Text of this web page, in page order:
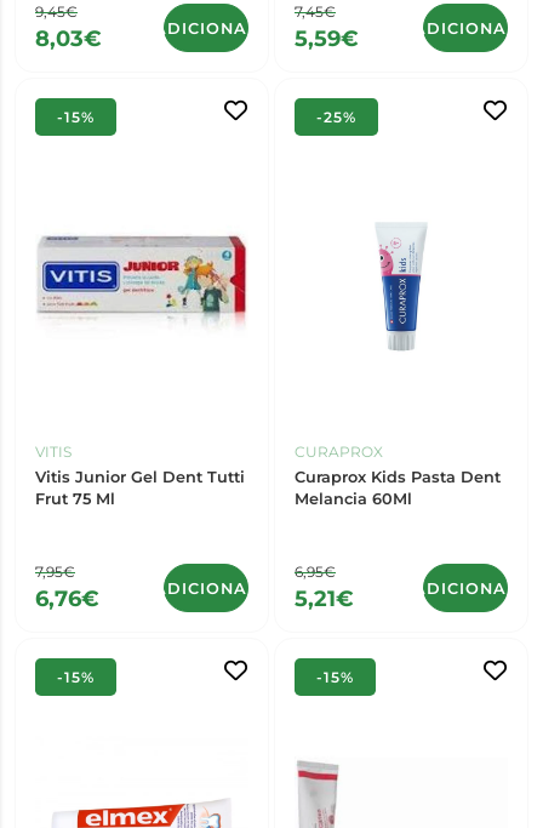
9,45€
8,03€ ADICIONAR
7,45€
5,59€ ADICIONAR
-15%
VITIS
Vitis Junior Gel Dent Tutti
Frut 75 Ml
7,95€
6,76€ ADICIONAR
-25%
CURAPROX
Curaprox Kids Pasta Dent
Melancia 60Ml
6,95€
5,21€ ADICIONAR
-15% -15%